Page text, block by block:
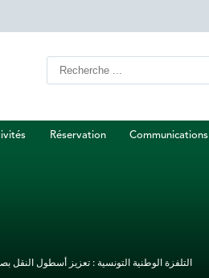
Réservation Communications
التلفزة الوطنية التونسية : تعزيز أسطول النقل